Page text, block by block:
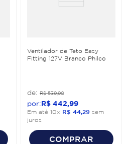
Ventilador de Teto Easy
Fitting 127V Branco Philco
R$ 539,90
R$ 442,99
Em até 10x R$ 44,29 sem
juros
COMPRAR